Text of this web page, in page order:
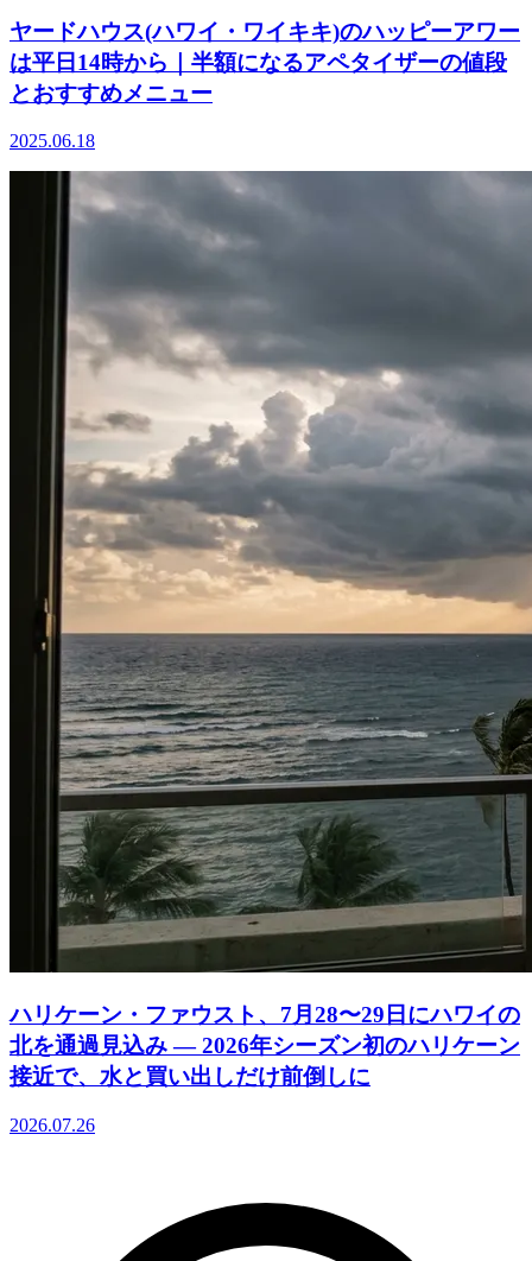
ヤードハウス(ハワイ・ワイキキ)のハッピーアワー
は平日14時から｜半額になるアペタイザーの値段
とおすすめメニュー
2025.06.18
ハリケーン・ファウスト、7月28〜29日にハワイの
北を通過見込み ― 2026年シーズン初のハリケーン
接近で、水と買い出しだけ前倒しに
2026.07.26